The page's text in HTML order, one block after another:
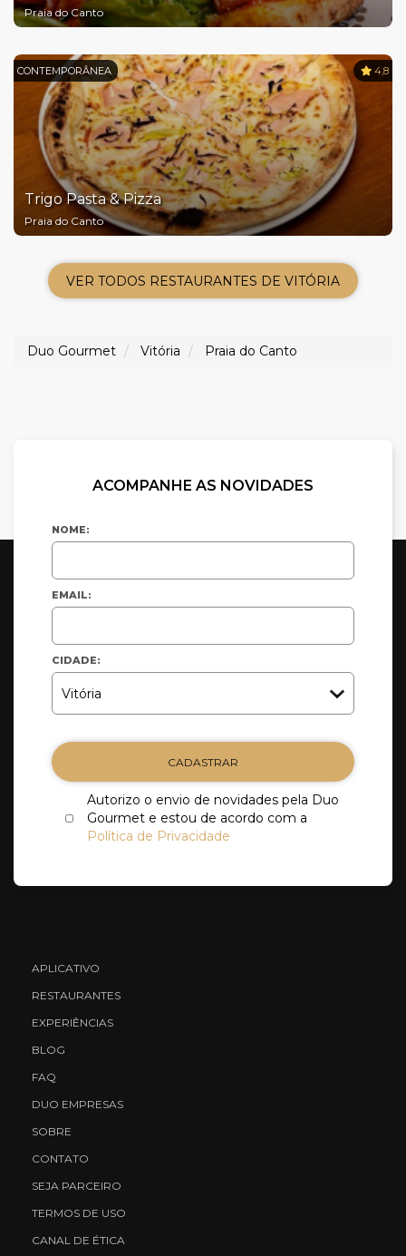
Praia do Canto
CONTEMPORÂNEA 4,8
Trigo Pasta & Pizza
Praia do Canto
VER TODOS RESTAURANTES DE VITÓRIA
Duo Gourmet Vitória Praia do Canto
ACOMPANHE AS NOVIDADES
NOME:
EMAIL:
CIDADE:
CADASTRAR
Autorizo o envio de novidades pela Duo
Gourmet e estou de acordo com a
Política de Privacidade
APLICATIVO
RESTAURANTES
EXPERIÊNCIAS
BLOG
FAQ
DUO EMPRESAS
SOBRE
CONTATO
SEJA PARCEIRO
TERMOS DE USO
CANAL DE ÉTICA